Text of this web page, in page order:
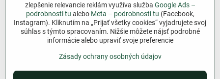
Sme slovenský e-shop bez dotácií​. Fungujeme len
vďaka vám – ľuďom, ktorí veria v poctivú prácu a
lásku k pôde​. Každý nákup na Jutro​.sk nám pomáha
pokračovať v tom, čo má zmysel – pomáhať
záhradkárom zadarmo a srdcom​.
©2026Copyright
zlepšenie relevancie reklám využíva služba Google Ads –
podrobnosti tu alebo Meta – podrobnosti tu (Facebook,
Instagram). Kliknutím na „Prijať všetky cookies“ vyjadrujete svoj
súhlas s týmto spracovaním. Nižšie môžete nájsť podrobné
informácie alebo upraviť svoje preferencie
Zásady ochrany osobných údajov